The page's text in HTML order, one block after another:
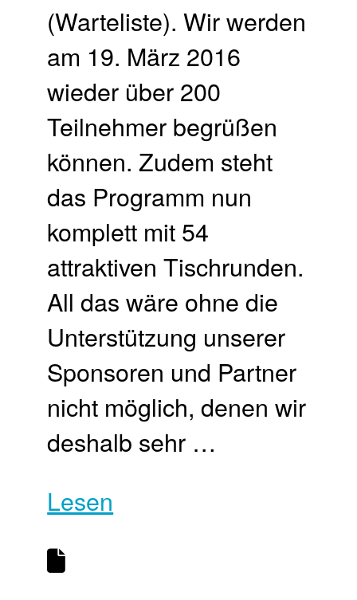
(Warteliste). Wir werden
am 19. März 2016
wieder über 200
Teilnehmer begrüßen
können. Zudem steht
das Programm nun
komplett mit 54
attraktiven Tischrunden.
All das wäre ohne die
Unterstützung unserer
Sponsoren und Partner
nicht möglich, denen wir
deshalb sehr …
Lesen